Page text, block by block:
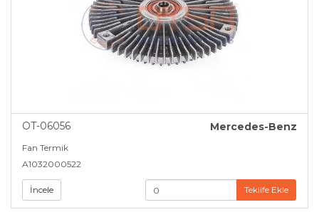
OT-06056 Mercedes-Benz
Fan Termik
A1032000522
İncele Teklife Ekle